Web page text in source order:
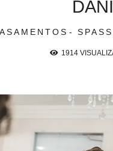
1914